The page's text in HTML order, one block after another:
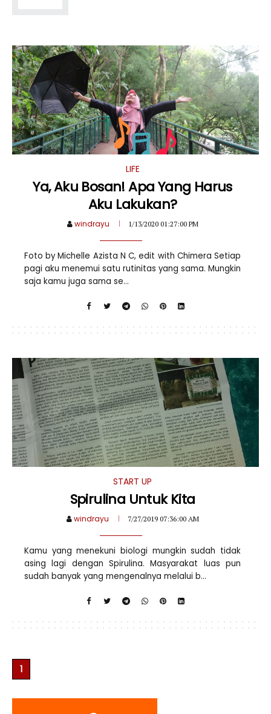
LIFE
Ya, Aku Bosan! Apa Yang Harus
Aku Lakukan?
windrayu 1/13/2020 01:27:00 PM
Foto by Michelle Azista N C, edit with Chimera Setiap
pagi aku menemui satu rutinitas yang sama. Mungkin
saja kamu juga sama se...
START UP
Spirulina Untuk Kita
windrayu 7/27/2019 07:36:00 AM
Kamu yang menekuni biologi mungkin sudah tidak
asing lagi dengan Spirulina. Masyarakat luas pun
sudah banyak yang mengenalnya melalui b...
1